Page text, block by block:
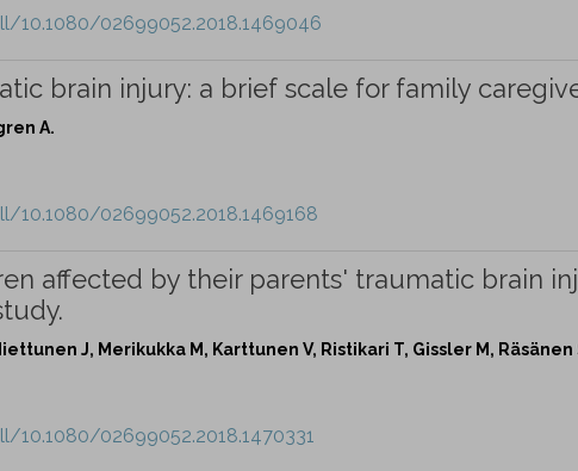
02699052.2018.1469046
brain injury: a brief scale for family
A.
02699052.2018.1469168
affected by their parents' traumatic brain
J, Merikukka M, Karttunen V, Ristikari T, Gissler M, Räsänen
02699052.2018.1470331